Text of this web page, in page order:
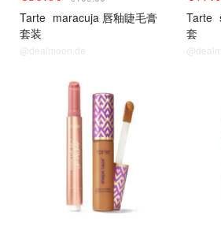
Tarte maracuja 唇釉睫毛膏
套装
@dealmoon.de
Tarte
套